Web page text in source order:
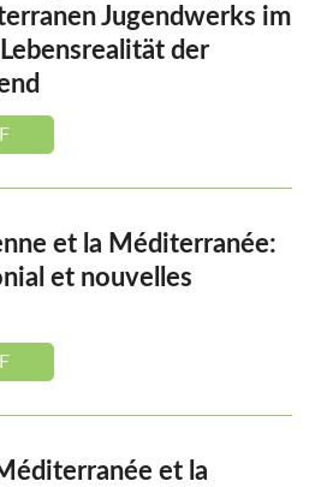
Jugendwerks im
der
et la Méditerranée:
et nouvelles
et la